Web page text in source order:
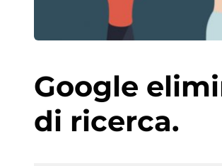
Google
di ricerca.